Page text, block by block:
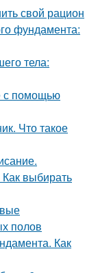
свой рацион
фундамента:
тела:
с помощью
Что такое
Как выбирать
полов
Как